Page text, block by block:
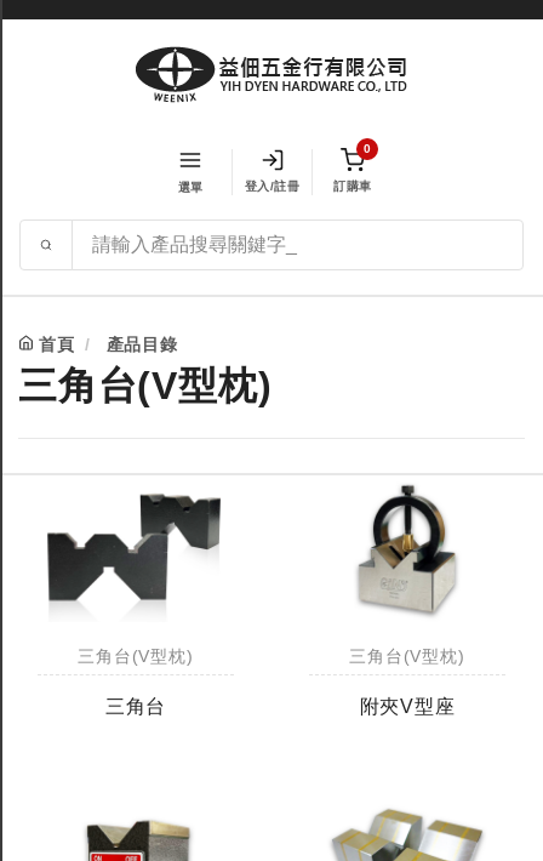
選單 登入/註冊
0
訂購車
首頁 產品目錄
三角台(V型枕)
三角台(V型枕)
三角台
三角台(V型枕)
附夾V型座